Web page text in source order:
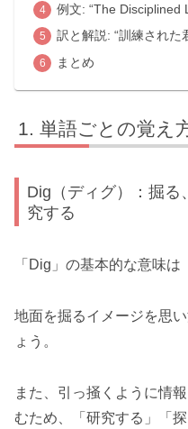
例文: “The Disciplined
訳と解説: “訓練された
まとめ
単語ごとの覚え
Dig（ディグ）：掘る
究する
「Dig」の基本的な意味は
地面を掘るイメージを思
ょう。
また、引っ掻くように情
むため、「研究する」「